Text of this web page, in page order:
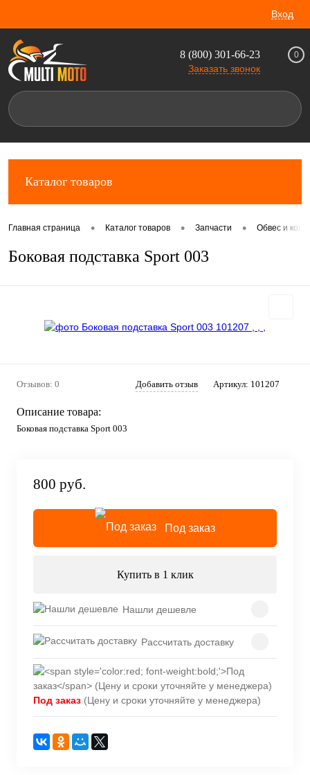
Вход
8 (800) 301-66-23
Заказать звонок
0
Каталог товаров
Главная страница • Каталог товаров • Запчасти • Обвес и
Боковая подставка Sport 003
Отзывов: 0 Добавить отзыв Артикул: 101207
Описание товара:
Боковая подставка Sport 003
800 руб.
Под заказ
Купить в 1 клик
Нашли дешевле
Рассчитать доставку
Под заказ (Цену и сроки уточняйте у менеджера)